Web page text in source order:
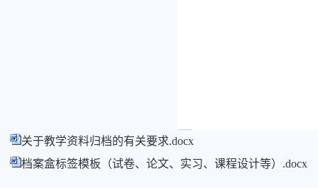
关于教学资料归档的有关要求.docx
档案盒标签模板（试卷、论文、实习、课程设计等）.docx